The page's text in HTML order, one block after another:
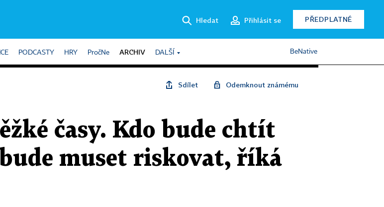
Hledat Přihlásit se PŘEDPLATNÉ
PODCASTY HRY PročNe ARCHIV DALŠÍ BeNative
Sdílet Odemknout známému
časy. Kdo bude chtít
muset riskovat, říká